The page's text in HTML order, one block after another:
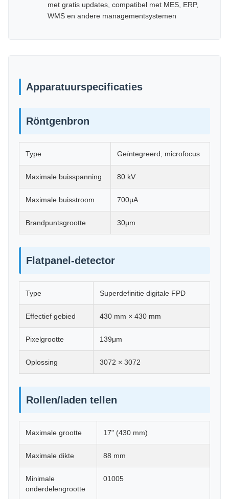
met gratis updates, compatibel met MES, ERP,
WMS en andere managementsystemen
Apparatuurspecificaties
Röntgenbron
Type Geïntegreerd, microfocus
Maximale buisspanning 80 kV
Maximale buisstroom 700μA
Brandpuntsgrootte 30μm
Flatpanel-detector
Type Superdefinitie digitale FPD
Effectief gebied 430 mm × 430 mm
Pixelgrootte 139μm
Oplossing 3072 × 3072
Rollen/laden tellen
Maximale grootte 17" (430 mm)
Maximale dikte 88 mm
Minimale
onderdelengrootte
01005